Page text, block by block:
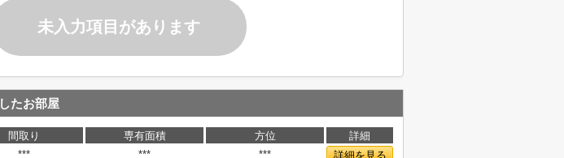
未入力項目があります
たお部屋
間取り 専有面積 方位
詳細
*** *** *** 詳細を見る